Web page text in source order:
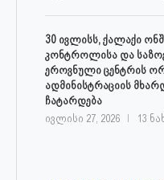
30 ივლისს, ქალაქი
კონტროლისა და
ეროვნული ცენტრის
ადმინისტრაციის
ჩატარდება
ივლისი 27, 2026 13